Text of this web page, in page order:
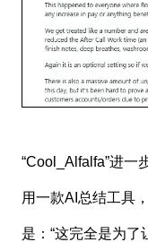
“Cool_Alfalfa”进一
用一款AI总结工具
是：“这完全是为了